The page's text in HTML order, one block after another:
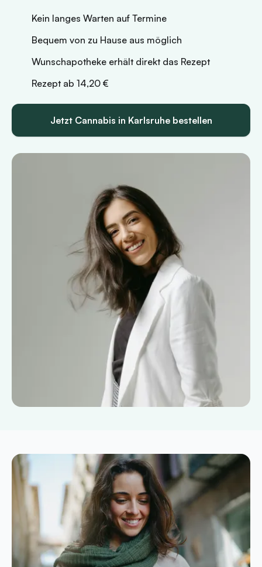
Kein langes Warten auf Termine
Bequem von zu Hause aus möglich
Wunschapotheke erhält direkt das Rezept
Rezept ab 14,20 €
Jetzt Cannabis in Karlsruhe bestellen